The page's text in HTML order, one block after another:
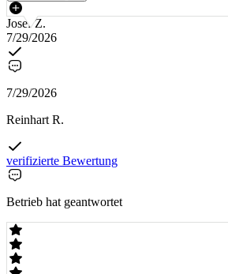
Josef Z.
7/29/2026
7/29/2026
Reinhart R.
verifizierte Bewertung
Betrieb hat geantwortet